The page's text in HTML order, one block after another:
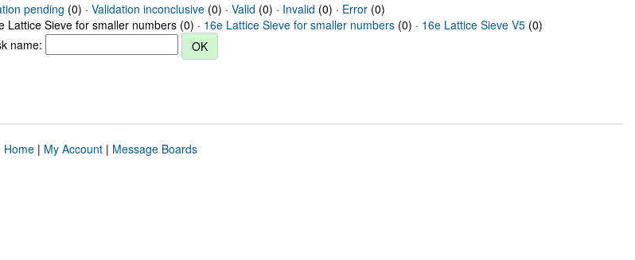
pending (0) · Validation inconclusive(0) · Valid (0) · Invalid (0) · Error(0)
Lattice Sieve for smaller numbers (0) · 16e Lattice Sieve for smaller numbers (0) · 16e Lattice Sieve V5 (0)
name:
Home| My Account| Message Boards